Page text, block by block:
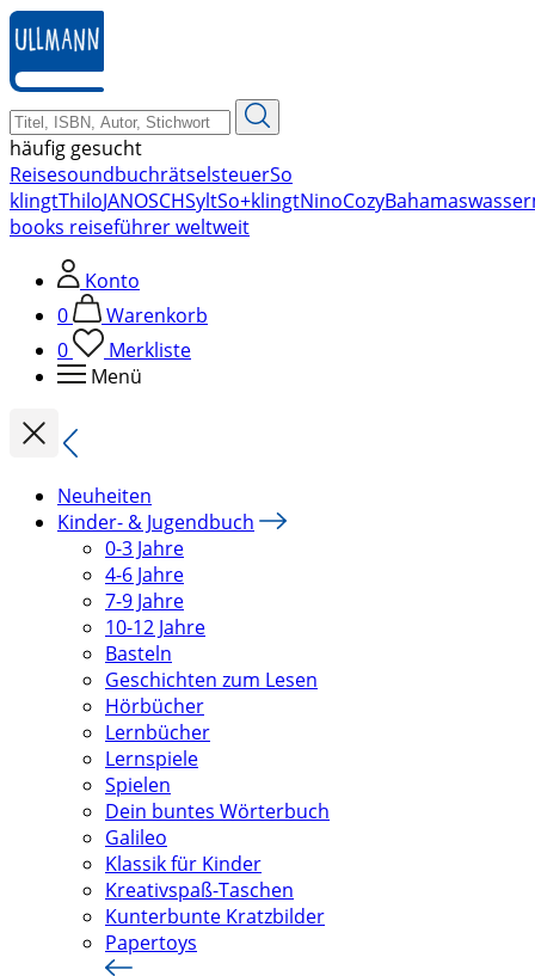
zum
Hauptinhalt
springen
häufig gesucht
ReisesoundbuchrätselsteuerSo
klingtThiloJANOSCHSyltSo+klingtNinoCozyBahamas
books reiseführer weltweit
Konto
0
Warenkorb
0
Merkliste
Menü
Neuheiten
Kinder- & Jugendbuch
0-3 Jahre
4-6 Jahre
7-9 Jahre
10-12 Jahre
Basteln
Geschichten zum Lesen
Hörbücher
Lernbücher
Lernspiele
Spielen
Dein buntes Wörterbuch
Galileo
Klassik für Kinder
Kreativspaß-Taschen
Kunterbunte Kratzbilder
Papertoys